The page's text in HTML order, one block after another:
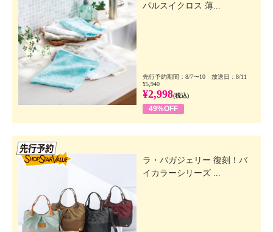
パルスイクロス 薄...
先行予約期間：8/7〜10 放送日：8/11
¥5,940
¥2,998(税込)
49%OFF
ラ・バガジェリー 復刻！バ
イカラーシリーズ ...